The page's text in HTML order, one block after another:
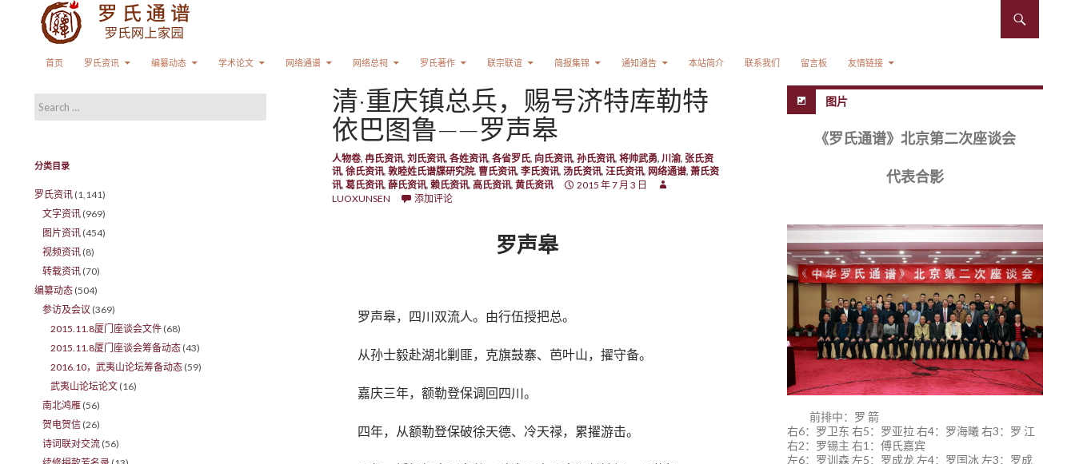
首页
罗氏资讯 编纂动态 学术论文 网络通谱 网络总祠 罗氏著作 联宗联谊 简报集锦 通知通告 本站简介 联系我们 留言板 友情链接
清·重庆镇总兵，赐号济特库勒特
依巴图鲁——罗声皋
人物卷, 冉氏资讯, 刘氏资讯, 各姓资讯, 各省罗氏, 向氏资讯, 孙氏资讯, 将帅武勇, 川渝, 张氏资
讯, 徐氏资讯, 敦睦姓氏谱牒研究院, 曹氏资讯, 李氏资讯, 汤氏资讯, 汪氏资讯, 网络通谱, 萧氏资
讯, 葛氏资讯, 薛氏资讯, 赖氏资讯, 高氏资讯, 黄氏资讯
2015 年 7 月 3 日
LUOXUNSEN
添加评论
罗声皋
罗声皋，四川双流人。由行伍授把总。
从孙士毅赴湖北剿匪，克旗鼓寨、芭叶山，擢守备。
嘉庆三年，额勒登保调回四川。
四年，从额勒登保破徐天德、冷天禄，累擢游击。
图片
《罗氏通谱》北京第二次座谈会
代表合影
前排中：罗 箭
右6：罗卫东 右5：罗亚拉 右4：罗海曦 右3：罗 江
右2：罗锡主 右1：傅氏嘉宾
左6：罗训森 左5：罗成龙 左4：罗国冰 左3：罗成
Search for:
分类目录
罗氏资讯 (1,141)
文字资讯 (969)
图片资讯 (454)
视频资讯 (8)
转载资讯 (70)
编纂动态 (504)
参访及会议 (369)
2015.11.8厦门座谈会文件 (68)
2015.11.8厦门座谈会筹备动态 (43)
2016.10，武夷山论坛筹备动态 (59)
武夷山论坛论文 (16)
南北鸿雁 (56)
贺电贺信 (26)
诗词联对交流 (56)